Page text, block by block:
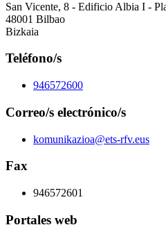
San Vicente, 8 - Edificio Albia I -
48001 Bilbao
Bizkaia
Teléfono/s
946572600
Correo/s electrónico/s
komunikazioa@ets-rfv.eus
Fax
946572601
Portales web